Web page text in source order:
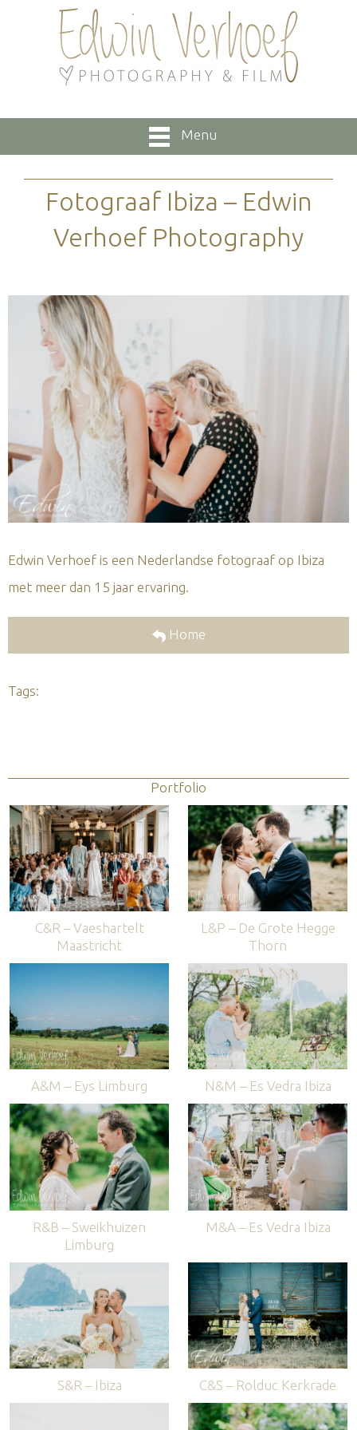
Menu
Fotograaf Ibiza – Edwin
Verhoef Photography
Edwin Verhoef is een Nederlandse fotograaf op Ibiza
met meer dan 15 jaar ervaring.
Home
Tags:
Portfolio
C&R – Vaeshartelt
Maastricht
L&P – De Grote Hegge
Thorn
A&M – Eys Limburg N&M – Es Vedra Ibiza
R&B – Sweikhuizen
Limburg
M&A – Es Vedra Ibiza
S&R – Ibiza C&S – Rolduc Kerkrade